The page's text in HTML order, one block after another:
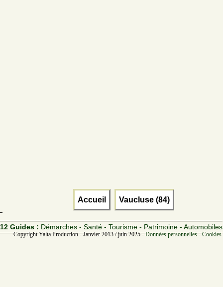
Accueil Vaucluse (84)
12 Guides : Démarches - Santé - Tourisme - Patrimoine - Automobiles
Copyright Yalta Production - Janvier 2013 / juin 2025 -Données personnelles -